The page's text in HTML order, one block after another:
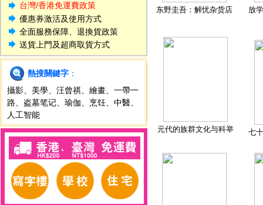
台灣/香港免運費政策
優惠券激活及使用方式
全面服務保障、退換貨政策
送貨上門及超商取貨方式
熱搜關鍵字 ：
攝影
美學 汪曾祺 繪畫
一帶一
路
盗墓笔记 瑜伽 烹饪 中醫
人工智能
东野圭吾：解忧杂货店 放
元代的族群文化与科举 七